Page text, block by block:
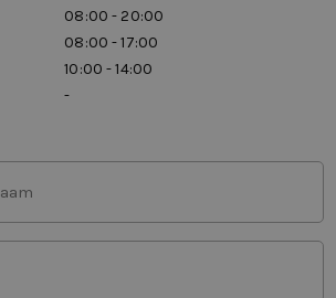
08:00 - 20:00
08:00 - 17:00
10:00 - 14:00
-